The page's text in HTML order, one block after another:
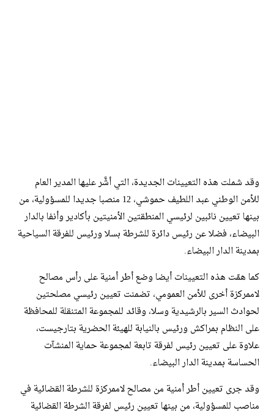
وقد شملت هذه التعيينات الجديدة، التي أشَّر عليها المدير العام
للأمن الوطني عبد اللطيف حموشي، 12 منصبا جديدا للمسؤولية، من
بينها تعيين نائبين لرئيسي المنطقتين الأمنيتين بأكادير وأنفا بالدار
البيضاء، فضلا عن رئيس دائرة للشرطة بسلا ورئيس للفرقة السياحية
بمدينة الدار البيضاء.
كما همّت هذه التعيينات أيضا وضع أطر أمنية على رأس مصالح
لاممركزة أخرى للأمن العمومي، تضمنت تعيين رئيسي مصلحتين
لحوادث السير بالرشيدية وسلا، وقائد للمجموعة المتنقلة للمحافظة
على النظام بمراكش ورئيس بالنيابة للهيئة الحضرية بتارجيست،
علاوة على تعيين رئيس لفرقة تابعة لمجموعة حماية المنشآت
الحساسة بمدينة الدار البيضاء.
وقد جرى تعيين أطر أمنية من مصالح لاممركزة للشرطة القضائية في
مناصب للمسؤولية، من بينها تعيين رئيس لفرقة الشرطة القضائية